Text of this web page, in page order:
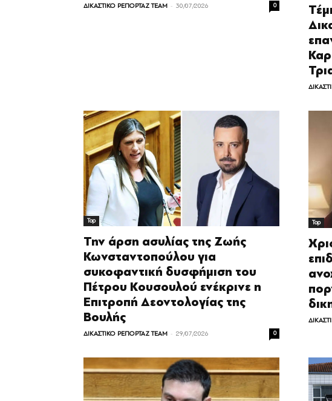
ΔΙΚΑΣΤΙΚΟ ΡΕΠΟΡΤΑΖ TEAM - 30/07/2026 0
Top
Την άρση ασυλίας της Ζωής
Κωνσταντοπούλου για
συκοφαντική δυσφήμιση του
Πέτρου Κουσουλού ενέκρινε η
Επιτροπή Δεοντολογίας της
Βουλής
ΔΙΚΑΣΤΙΚΟ ΡΕΠΟΡΤΑΖ TEAM - 29/07/2026 0
Top